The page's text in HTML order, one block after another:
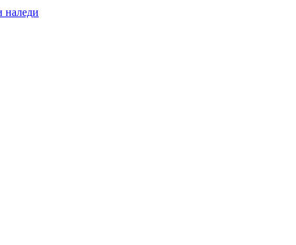
наледи